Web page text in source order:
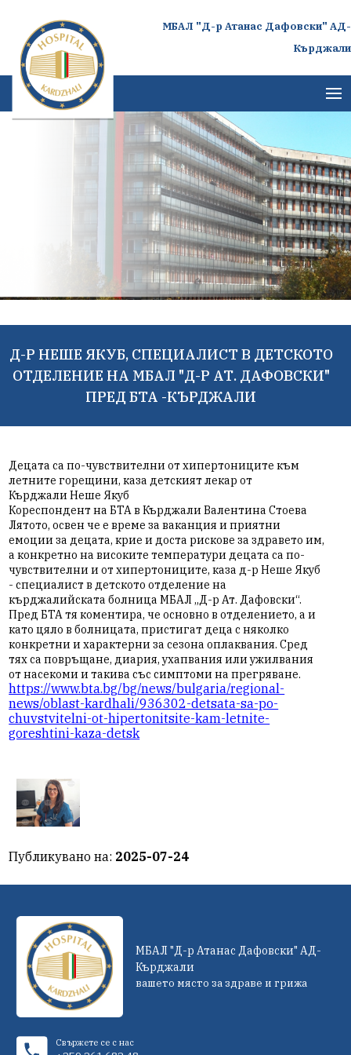
МБАЛ "Д-р Атанас Дафовски" АД-
Кърджали
Д-Р НЕШЕ ЯКУБ, СПЕЦИАЛИСТ В ДЕТСКОТО
ОТДЕЛЕНИЕ НА МБАЛ "Д-Р АТ. ДАФОВСКИ"
ПРЕД БТА -КЪРДЖАЛИ
Децата са по-чувствителни от хипертониците към
летните горещини, каза детският лекар от
КърджалиНеше Якуб
Кореспондент на БТА в Кърджали Валентина Стоева
Лятото, освен че е време за ваканция и приятни
емоции за децата, крие и доста рискове за здравето им,
а конкретно на високите температури децата са по-
чувствителни и от хипертониците, каза д-р Неше Якуб
- специалист в детското отделение на
кърджалийската болница МБАЛ „Д-р Ат. Дафовски“.
Пред БТА тя коментира, че основно в отделението, а и
като цяло в болницата, пристигат деца с няколко
конкретни и характерни за сезона оплаквания. Сред
тях са повръщане, диария, ухапвания или ужилвания
от насекоми и такива със симптоми на прегряване.
https://www.bta.bg/bg/news/bulgaria/regional-
news/oblast-kardhali/936302-detsata-sa-po-
chuvstvitelni-ot-hipertonitsite-kam-letnite-
goreshtini-kaza-detsk
Публикувано на: 2025-07-24
МБАЛ "Д-р Атанас Дафовски" АД-
Кърджали
вашето място за здраве и грижа
Свържете се с нас